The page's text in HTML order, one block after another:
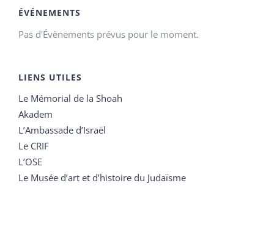
ÉVÉNEMENTS
Pas d'Évènements prévus pour le moment.
LIENS UTILES
Le Mémorial de la Shoah
Akadem
L’Ambassade d’Israël
Le CRIF
L’OSE
Le Musée d’art et d’histoire du Judaïsme